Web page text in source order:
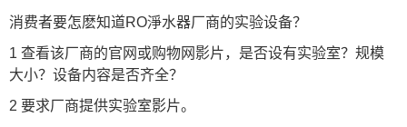
消费者要怎麽知道RO淨水器厂商的实验设备？
1 查看该厂商的官网或购物网影片，是否设有实验室？规模
大小？设备内容是否齐全？
2 要求厂商提供实验室影片。